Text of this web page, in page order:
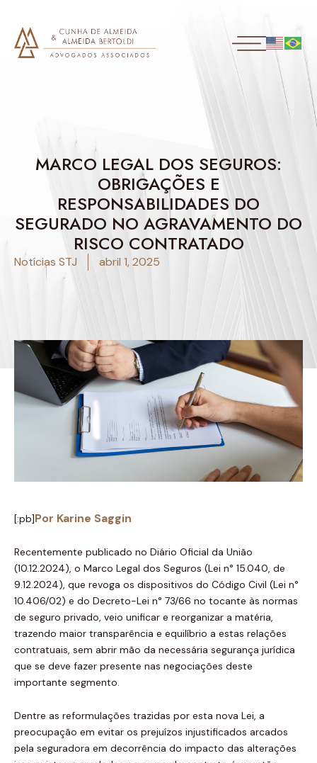
MARCO LEGAL DOS SEGUROS:
OBRIGAÇÕES E
RESPONSABILIDADES DO
SEGURADO NO AGRAVAMENTO DO
RISCO CONTRATADO
Notícias STJ abril 1, 2025
[:pb]Por Karine Saggin
Recentemente publicado no Diário Oficial da União
(10.12.2024), o Marco Legal dos Seguros (Lei n° 15.040, de
9.12.2024), que revoga os dispositivos do Código Civil (Lei n°
10.406/02) e do Decreto-Lei n° 73/66 no tocante às normas
de seguro privado, veio unificar e reorganizar a matéria,
trazendo maior transparência e equilíbrio a estas relações
contratuais, sem abrir mão da necessária segurança jurídica
que se deve fazer presente nas negociações deste
importante segmento.
Dentre as reformulações trazidas por esta nova Lei, a
preocupação em evitar os prejuízos injustificados arcados
pela seguradora em decorrência do impacto das alterações